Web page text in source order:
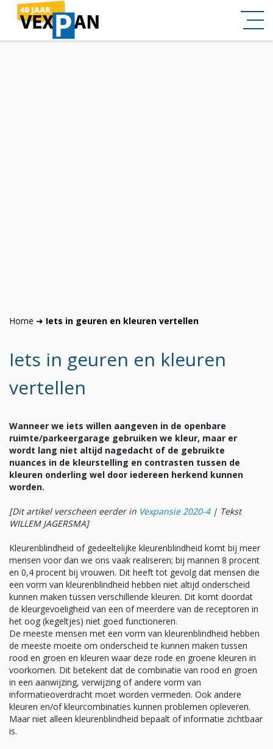
Home ➜ Iets in geuren en kleuren vertellen
Iets in geuren en kleuren
vertellen
Wanneer we iets willen aangeven in de openbare
ruimte/parkeergarage gebruiken we kleur, maar er
wordt lang niet altijd nagedacht of de gebruikte
nuances in de kleurstelling en contrasten tussen de
kleuren onderling wel door iedereen herkend kunnen
worden.
[Dit artikel verscheen eerder in Vexpansie 2020-4| Tekst
WILLEM JAGERSMA]
Kleurenblindheid of gedeeltelijke kleurenblindheid komt bij meer
mensen voor dan we ons vaak realiseren; bij mannen 8 procent
en 0,4 procent bij vrouwen. Dit heeft tot gevolg dat mensen die
een vorm van kleurenblindheid hebben niet altijd onderscheid
kunnen maken tussen verschillende kleuren. Dit komt doordat
de kleurgevoeligheid van een of meerdere van de receptoren in
het oog (kegeltjes) niet goed functioneren.
De meeste mensen met een vorm van kleurenblindheid hebben
de meeste moeite om onderscheid te kunnen maken tussen
rood en groen en kleuren waar deze rode en groene kleuren in
voorkomen. Dit betekent dat de combinatie van rood en groen
in een aanwijzing, verwijzing of andere vorm van
informatieoverdracht moet worden vermeden. Ook andere
kleuren en/of kleurcombinaties kunnen problemen opleveren.
Maar niet alleen kleurenblindheid bepaalt of informatie zichtbaar
is.